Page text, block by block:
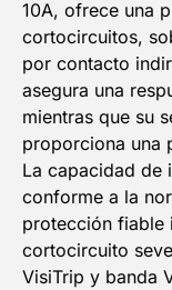
10A, ofrece una
cortocircuitos,
por contacto
asegura una
mientras que su
proporciona una
La capacidad de
conforme a la
protección fiable
cortocircuito
VisiTrip y banda